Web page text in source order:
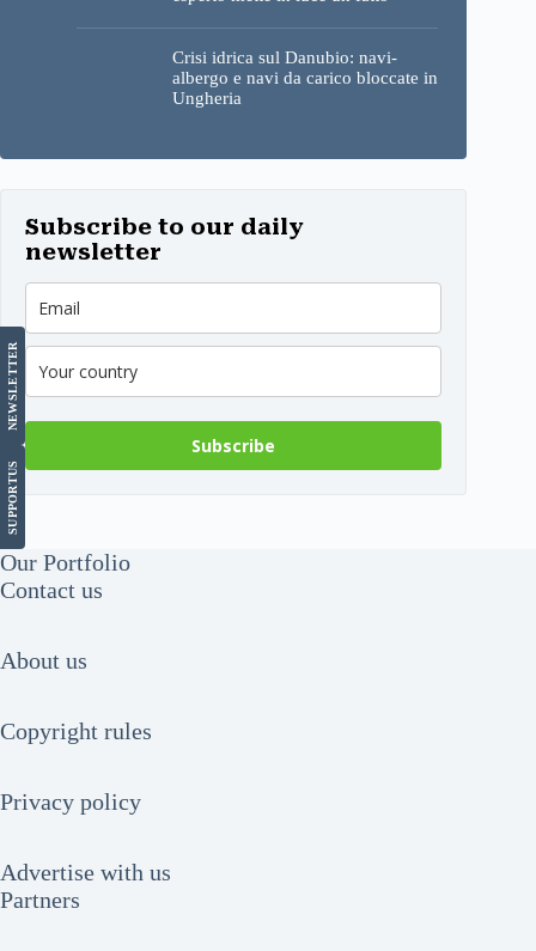
Crisi idrica sul Danubio: navi-
albergo e navi da carico bloccate in
Ungheria
Subscribe to our daily
newsletter
Subscribe
SUPPORT
US
NEWS
LETTER
Our Portfolio
Contact us
About us
Copyright rules
Privacy policy
Advertise with us
Partners